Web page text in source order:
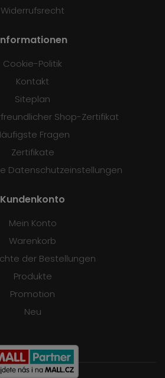
Widerrufsrecht
Cookie-Politik
Kontakt
Siteplan
Shop-Zertifikat
Fragen
Zertifikate
Datenschutzeinstellungen
Kundenkonto
Mein Konto
Warenkorb
der Bestellungen
Produkte
Promotion
Neu